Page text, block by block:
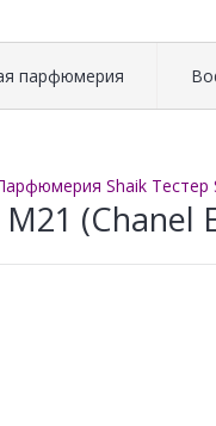
парфюмерия
Shaik Тестер
(Chanel